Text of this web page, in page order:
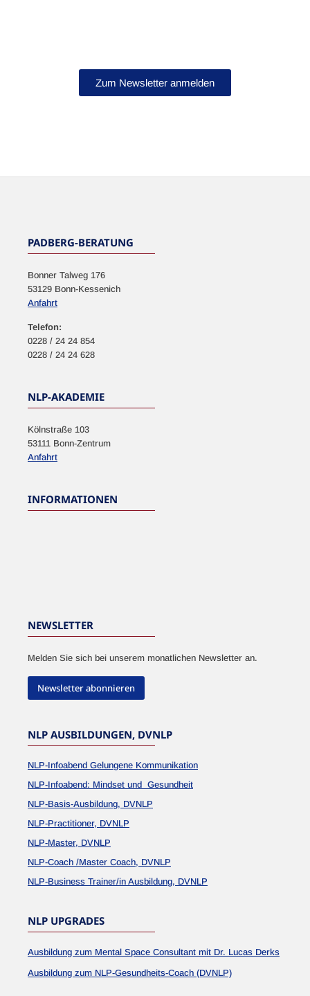
Zum Newsletter anmelden
NEWSLETTER
PADBERG-BERATUNG
Bonner Talweg 176
53129 Bonn-Kessenich
Anfahrt
Telefon:
0228 / 24 24 854
0228 / 24 24 628
NLP-AKADEMIE
Kölnstraße 103
53111 Bonn-Zentrum
Anfahrt
INFORMATIONEN
NEWSLETTER
Melden Sie sich bei unserem monatlichen Newsletter an.
Newsletter abonnieren
NLP AUSBILDUNGEN, DVNLP
NLP-Infoabend Gelungene Kommunikation
NLP-Infoabend: Mindset und Gesundheit
NLP-Basis-Ausbildung, DVNLP
NLP-Practitioner, DVNLP
NLP-Master, DVNLP
NLP-Coach /Master Coach, DVNLP
NLP-Business Trainer/in Ausbildung, DVNLP
NLP UPGRADES
Ausbildung zum Mental Space Consultant mit Dr. Lucas Derks
Ausbildung zum NLP-Gesundheits-Coach (DVNLP)